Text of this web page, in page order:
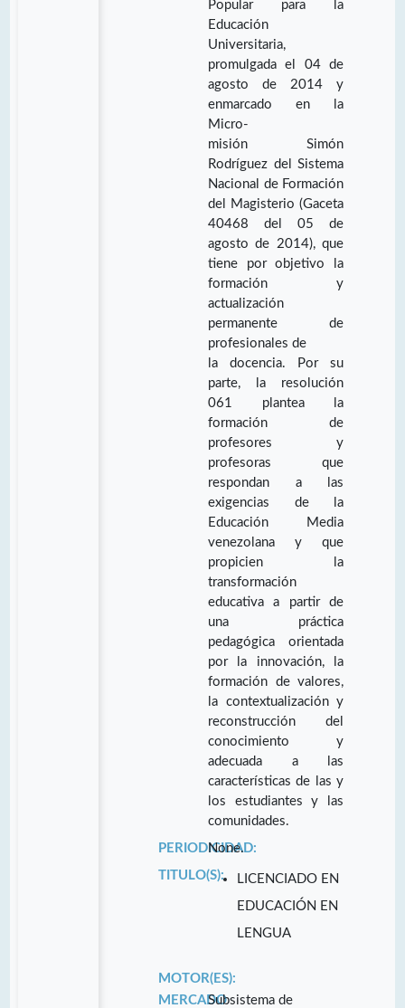
Popular para la
Educación
Universitaria,
promulgada el 04 de
agosto de 2014 y
enmarcado en la
Micro-
misión Simón
Rodríguez del Sistema
Nacional de Formación
del Magisterio (Gaceta
40468 del 05 de
agosto de 2014), que
tiene por objetivo la
formación y
actualización
permanente de
profesionales de
la docencia. Por su
parte, la resolución
061 plantea la
formación de
profesores y
profesoras que
respondan a las
exigencias de la
Educación Media
venezolana y que
propicien la
transformación
educativa a partir de
una práctica
pedagógica orientada
por la innovación, la
formación de valores,
la contextualización y
reconstrucción del
conocimiento y
adecuada a las
características de las y
los estudiantes y las
comunidades.
PERIODICIDAD:
None.
TITULO(S):
LICENCIADO EN
EDUCACIÓN EN
LENGUA
MOTOR(ES):
MERCADOSubsistema de